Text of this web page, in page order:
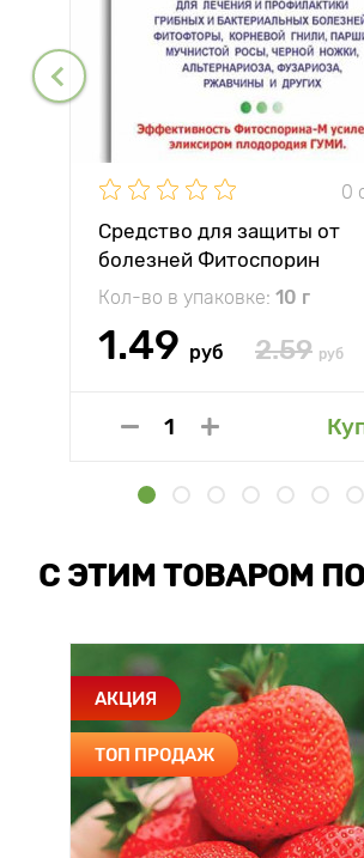
0
Средство для защиты от
болезней Фитоспорин
Кол-во в упаковке: 10 г
1.49 руб 2.59 руб
С ЭТИМ ТОВАРОМ
АКЦИЯ
ТОП ПРОДАЖ